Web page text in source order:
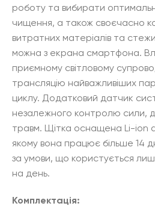
роботу та вибирати
чищення, а також своєчасно
витратних матеріалів та
можна з екрана смартфона.
приємному світловому
трансляцію найважливіших
циклу. Додатковий датчик
незалежного контролю сили,
травм. Щітка оснащена Li-ion
якому вона працює більше 14
за умови, що користується
на день.
Комплектація: